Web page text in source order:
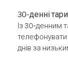
30-денні
Із 30-денним
телефонувати
днів за